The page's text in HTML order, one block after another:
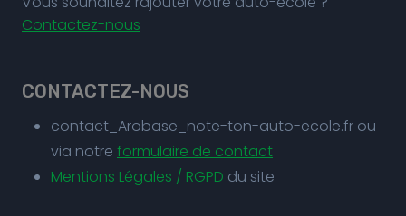
Contactez-nous
CONTACTEZ-NOUS
contact_Arobase_note-ton-auto-ecole.fr ou
via notre formulaire de contact
Mentions Légales / RGPD du site